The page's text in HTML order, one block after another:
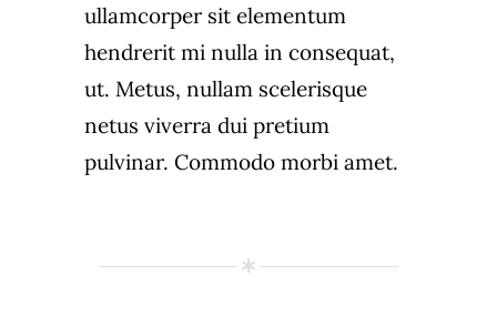
ullamcorper sit elementum
hendrerit mi nulla in consequat,
ut. Metus, nullam scelerisque
netus viverra dui pretium
pulvinar. Commodo morbi amet.